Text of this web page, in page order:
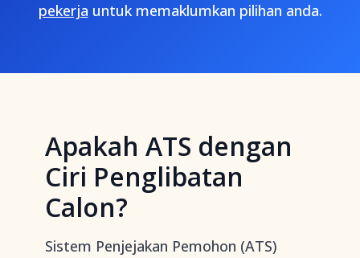
pekerja untuk memaklumkan pilihan anda.
Apakah ATS dengan
Ciri Penglibatan
Calon?
Sistem Penjejakan Pemohon (ATS)